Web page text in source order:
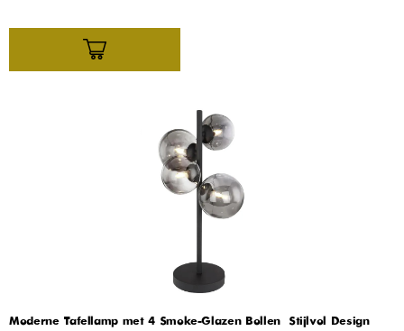
Moderne Tafellamp met 4 Smoke-Glazen Bollen – Stijlvol Design